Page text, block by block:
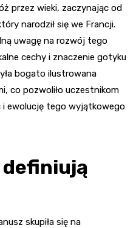
przez wieki, zaczynając od
narodził się we Francji.
uwagę na rozwój tego
cechy i znaczenie gotyku
bogato ilustrowana
co pozwoliło uczestnikom
i ewolucję tego wyjątkowego
skupiła się na